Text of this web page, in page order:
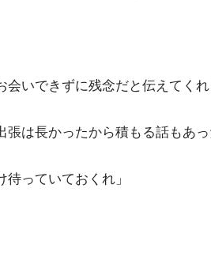
会いできずに残念だと伝えてくれ
張は長かったから積もる話もあっ
待っていておくれ」